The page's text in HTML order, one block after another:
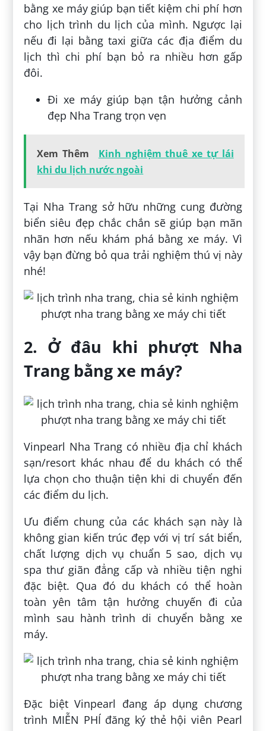
bằng xe máy giúp bạn tiết kiệm chi phí hơn
cho lịch trình du lịch của mình. Ngược lại
nếu đi lại bằng taxi giữa các địa điểm du
lịch thì chi phí bạn bỏ ra nhiều hơn gấp
đôi.
Đi xe máy giúp bạn tận hưởng cảnh
đẹp Nha Trang trọn vẹn
Xem Thêm
Kinh nghiệm thuê xe tự lái
khi du lịch nước ngoài
Tại Nha Trang sở hữu những cung đường
biển siêu đẹp chắc chắn sẽ giúp bạn mãn
nhãn hơn nếu khám phá bằng xe máy. Vì
vậy bạn đừng bỏ qua trải nghiệm thú vị này
nhé!
2. Ở đâu khi phượt Nha
Trang bằng xe máy?
Vinpearl Nha Trang có nhiều địa chỉ khách
sạn/resort khác nhau để du khách có thể
lựa chọn cho thuận tiện khi di chuyển đến
các điểm du lịch.
Ưu điểm chung của các khách sạn này là
không gian kiến trúc đẹp với vị trí sát biển,
chất lượng dịch vụ chuẩn 5 sao, dịch vụ
spa thư giãn đẳng cấp và nhiều tiện nghi
đặc biệt. Qua đó du khách có thể hoàn
toàn yên tâm tận hưởng chuyến đi của
mình sau hành trình di chuyển bằng xe
máy.
Đặc biệt Vinpearl đang áp dụng chương
trình MIỄN PHÍ đăng ký thẻ hội viên Pearl